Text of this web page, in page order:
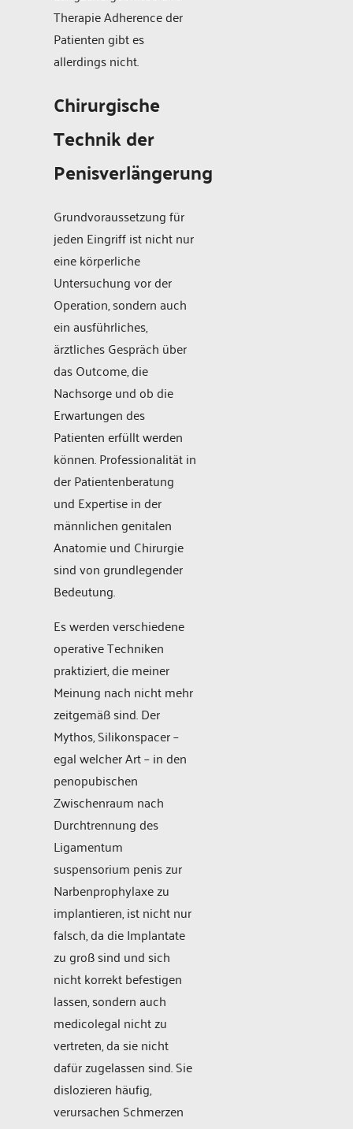
Therapie Adherence der
Patienten gibt es
allerdings nicht.
Chirurgische
Technik der
Penisverlängerung
Grundvoraussetzung für
jeden Eingriff ist nicht nur
eine körperliche
Untersuchung vor der
Operation, sondern auch
ein ausführliches,
ärztliches Gespräch über
das Outcome, die
Nachsorge und ob die
Erwartungen des
Patienten erfüllt werden
können. Professionalität in
der Patientenberatung
und Expertise in der
männlichen genitalen
Anatomie und Chirurgie
sind von grundlegender
Bedeutung.
Es werden verschiedene
operative Techniken
praktiziert, die meiner
Meinung nach nicht mehr
zeitgemäß sind. Der
Mythos, Silikonspacer –
egal welcher Art – in den
penopubischen
Zwischenraum nach
Durchtrennung des
Ligamentum
suspensorium penis zur
Narbenprophylaxe zu
implantieren, ist nicht nur
falsch, da die Implantate
zu groß sind und sich
nicht korrekt befestigen
lassen, sondern auch
medicolegal nicht zu
vertreten, da sie nicht
dafür zugelassen sind. Sie
dislozieren häufig,
verursachen Schmerzen